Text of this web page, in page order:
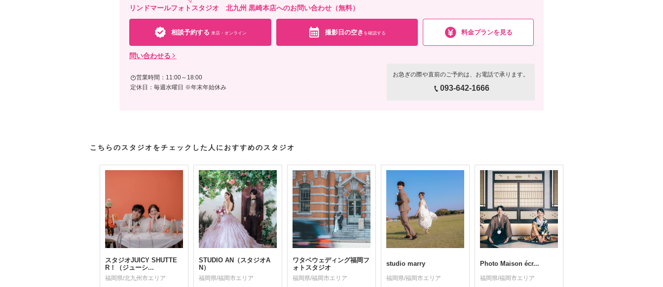
リンドマールフォトスタジオ 北九州 黒崎本店へのお問い合わせ（無料）
相談予約する 来店・オンライン 撮影日の空き を確認する 料金プランを見る
問い合わせる
営業時間：11:00～18:00
定休日：毎週水曜日 ※年末年始休み
お急ぎの際や直前のご予約は、お電話で承ります。
093-642-1666
こちらのスタジオをチェックした人におすすめのスタジオ
スタジオJUICY SHUTTE
R！（ジューシ...
福岡県/北九州市エリア
STUDIO AN（スタジオA
N）
福岡県/福岡市エリア
ワタベウェディング福岡フ
ォトスタジオ
福岡県/福岡市エリア
studio marry
福岡県/福岡市エリア
Photo Maison écr...
福岡県/福岡市エリア